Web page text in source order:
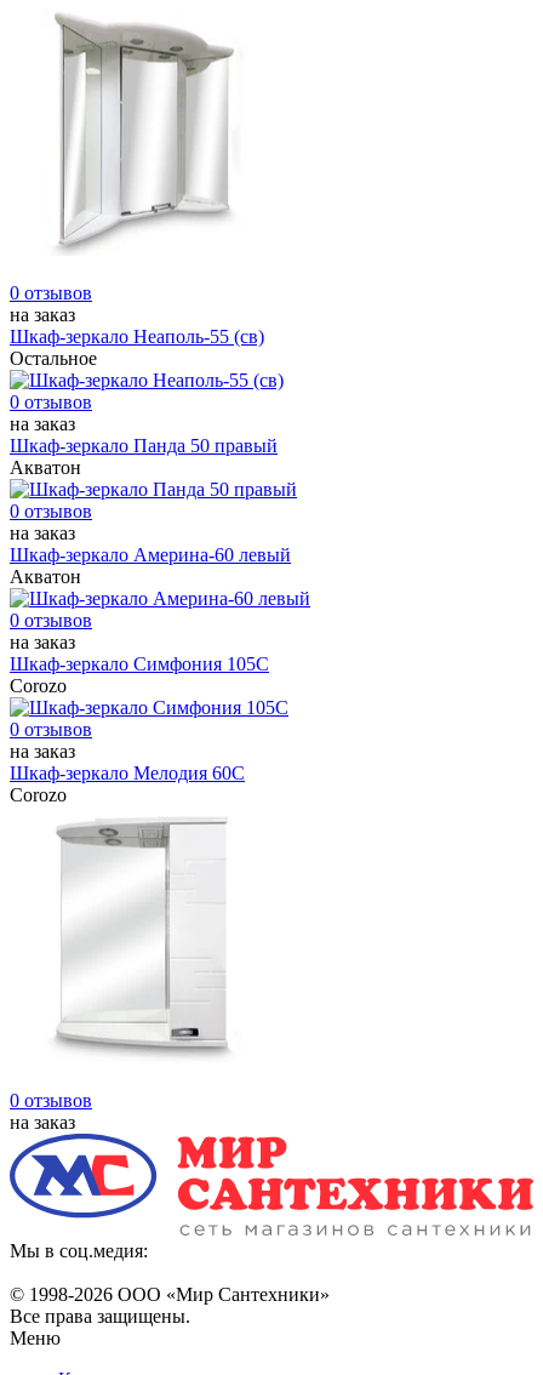
0 отзывов
на заказ
Шкаф-зеркало Неаполь-55 (св)
Остальное
0 отзывов
на заказ
Шкаф-зеркало Панда 50 правый
Акватон
0 отзывов
на заказ
Шкаф-зеркало Америна-60 левый
Акватон
0 отзывов
на заказ
Шкаф-зеркало Симфония 105С
Corozo
0 отзывов
на заказ
Шкаф-зеркало Мелодия 60С
Corozo
0 отзывов
на заказ
Мы в соц.медия:
© 1998-2026 ООО «Мир Сантехники»
Все права защищены.
Меню